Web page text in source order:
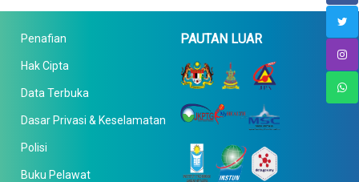
Penafian
Hak Cipta
Data Terbuka
Dasar Privasi & Keselamatan
Polisi
Buku Pelawat
PAUTAN LUAR